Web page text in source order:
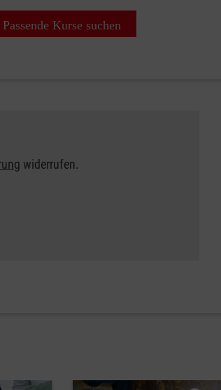
Passende Kurse suchen
widerrufen.